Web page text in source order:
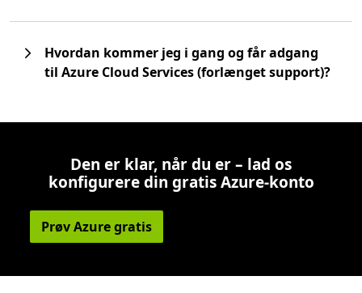
Hvordan kommer jeg i gang og får adgang
til Azure Cloud Services (forlænget support)?
Den er klar, når du er – lad os
konfigurere din gratis Azure-konto
Prøv Azure gratis